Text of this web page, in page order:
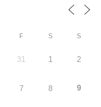
F S S
31 1 2
7 8 9